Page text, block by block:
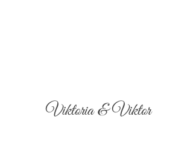
Viktoria & Viktor